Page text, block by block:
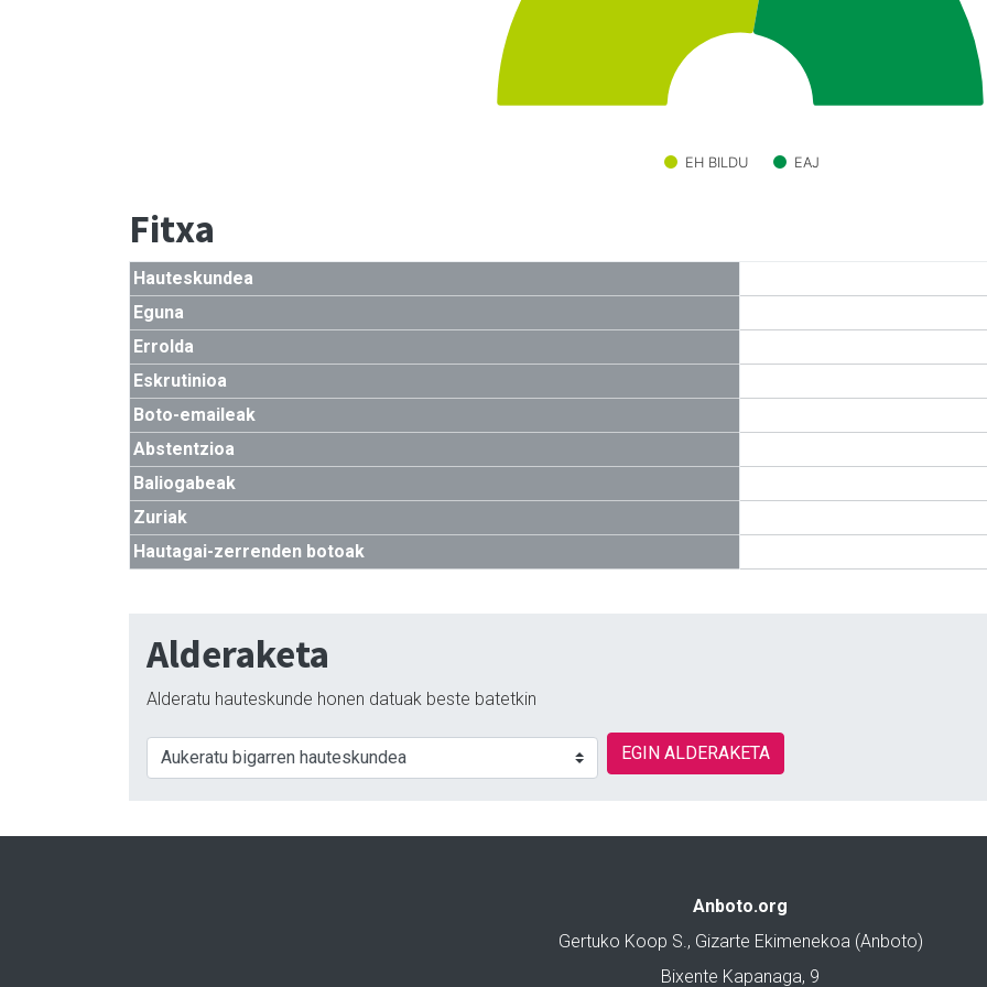
EH BILDU EAJ
Fitxa
Hauteskundea
Eguna
Errolda
Eskrutinioa
Boto-emaileak
Abstentzioa
Baliogabeak
Zuriak
Hautagai-zerrenden botoak
Alderaketa
Alderatu hauteskunde honen datuak beste batetkin
EGIN ALDERAKETA
Anboto.org
Gertuko Koop S., Gizarte Ekimenekoa (Anboto)
Bixente Kapanaga, 9